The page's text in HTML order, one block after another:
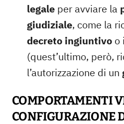
legale per avviare la
giudiziale, come la
decreto ingiuntivo o
(quest’ultimo, però,
l’autorizzazione di un
COMPORTAMENTI
CONFIGURAZIONE